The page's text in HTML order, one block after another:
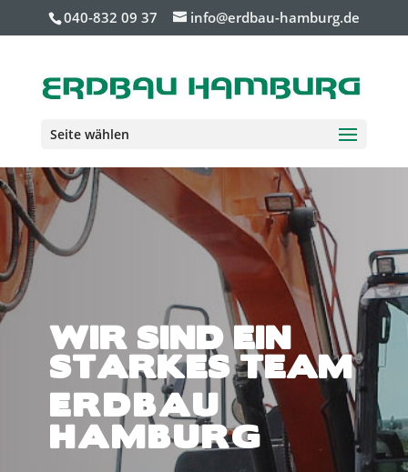
040-832 09 37 info@erdbau-hamburg.de
Seite wählen
WIR SIND EIN
STARKES TEAM
ERDBAU
HAMBURG